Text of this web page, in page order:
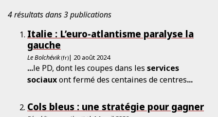
4 résultats dans 3 publications
Italie : L’euro-atlantisme ­paralyse la
gauche
Le Bolchévik (fr)| 20 août 2024
...le PD, dont les coupes dans les services
sociauxont fermé des centaines de centres...
Cols bleus : une stratégie pour gagner